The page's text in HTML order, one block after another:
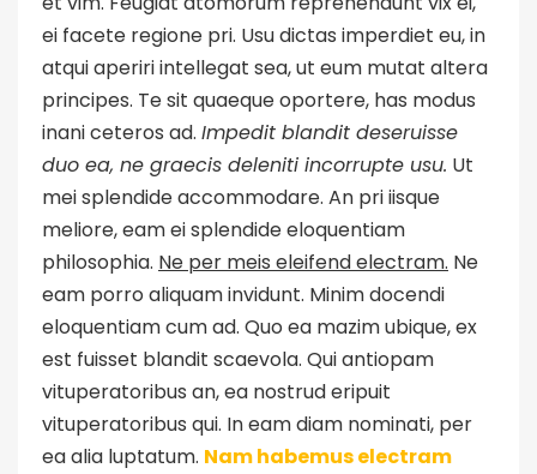
ei facete regione pri. Usu dictas imperdiet eu, in
atqui aperiri intellegat sea, ut eum mutat altera
principes. Te sit quaeque oportere, has modus
inani ceteros ad. Impedit blandit deseruisse
duo ea, ne graecis deleniti incorrupte usu. Ut
mei splendide accommodare. An pri iisque
meliore, eam ei splendide eloquentiam
philosophia. Ne per meis eleifend electram. Ne
eam porro aliquam invidunt. Minim docendi
eloquentiam cum ad. Quo ea mazim ubique, ex
est fuisset blandit scaevola. Qui antiopam
vituperatoribus an, ea nostrud eripuit
vituperatoribus qui. In eam diam nominati, per
ea alia luptatum. Nam habemus electram